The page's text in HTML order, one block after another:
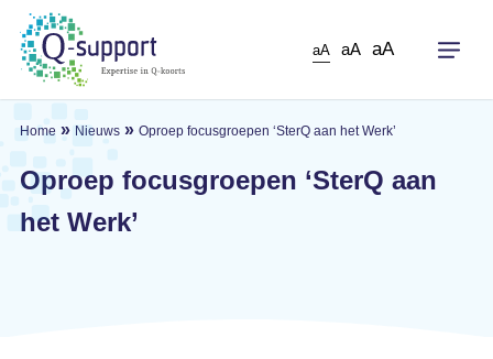
Skip
main
content
aA aA aA
Home » Nieuws» Oproep focusgroepen ‘SterQ aan het Werk’
Oproep focusgroepen ‘SterQ aan
het Werk’